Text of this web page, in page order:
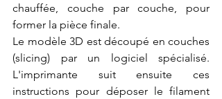
chauffée, couche par couche, pour
former la pièce finale.
Le modèle 3D est découpé en couches
(slicing) par un logiciel spécialisé.
L'imprimante suit ensuite ces
instructions pour déposer le filament